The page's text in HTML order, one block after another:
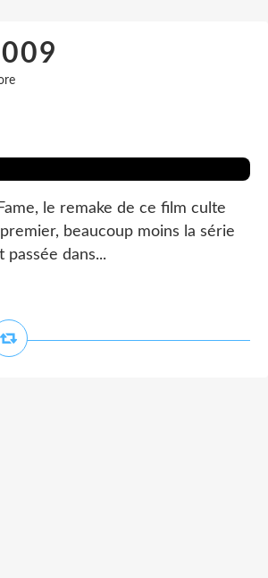
le remake de ce film culte
beaucoup moins la série
dans...